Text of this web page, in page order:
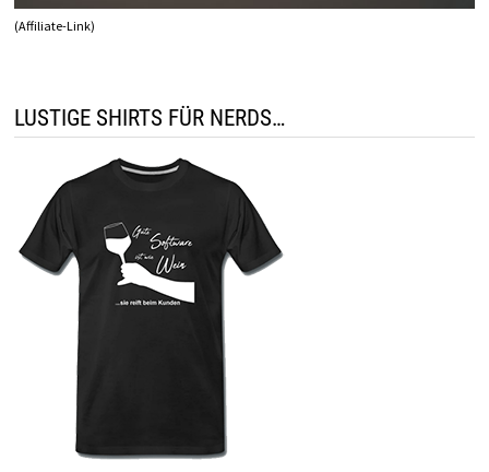
(Affiliate-Link)
LUSTIGE SHIRTS FÜR NERDS…